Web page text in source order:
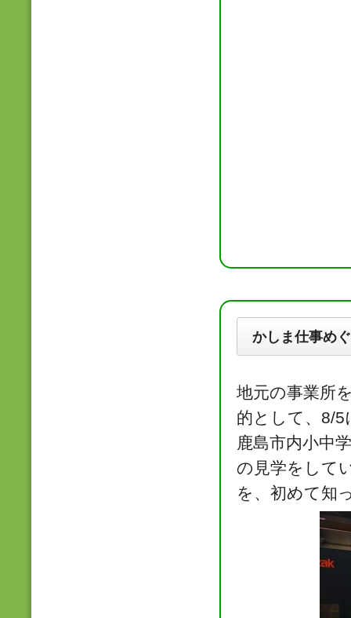
かしま仕事め
地元の事業所
的として、8/
鹿島市内小中
の見学をして
を、初めて知